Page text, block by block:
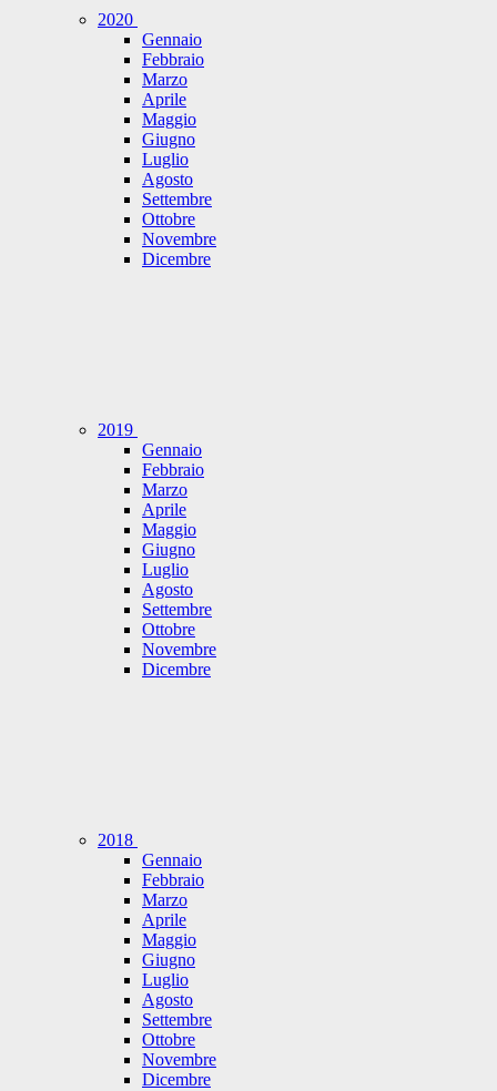
2020
Gennaio
Febbraio
Marzo
Aprile
Maggio
Giugno
Luglio
Agosto
Settembre
Ottobre
Novembre
Dicembre
2019
Gennaio
Febbraio
Marzo
Aprile
Maggio
Giugno
Luglio
Agosto
Settembre
Ottobre
Novembre
Dicembre
2018
Gennaio
Febbraio
Marzo
Aprile
Maggio
Giugno
Luglio
Agosto
Settembre
Ottobre
Novembre
Dicembre